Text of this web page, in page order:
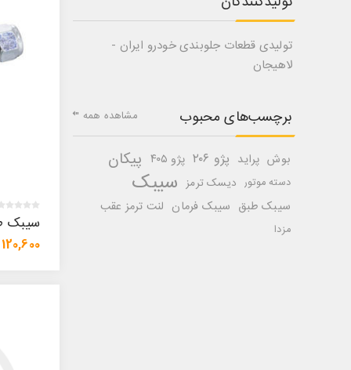
سیبک
120,600 تومان
تولیدی قطعات جلوبندی خودرو ایران -
لاهیجان
برچسب‌های محبوب
بوش پراید پژو ۲۰۶ پژو ۴۰۵ پیکان
دسته موتور دیسک ترمز سیبک
سیبک طبق سیبک فرمان لنت ترمز عقب
مزدا
مشاهده همه